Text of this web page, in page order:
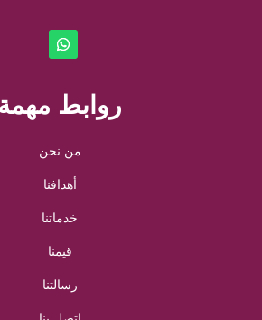
روابط مهمة
من نحن
أهدافنا
خدماتنا
قيمنا
رسالتنا